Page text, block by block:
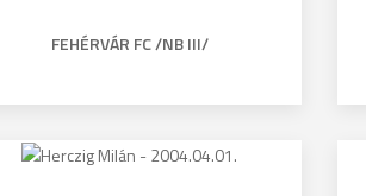
FEHÉRVÁR FC /NB III/